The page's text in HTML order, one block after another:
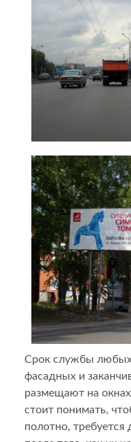
Срок службы любых
фасадных и
размещают на
стоит понимать,
полотно, требуется